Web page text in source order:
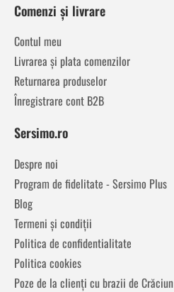
Comenzi și livrare
Contul meu
Livrarea și plata comenzilor
Returnarea produselor
Înregistrare cont B2B
Sersimo.ro
Despre noi
Program de fidelitate - Sersimo Plus
Blog
Termeni și condiții
Politica de confidentialitate
Politica cookies
Poze de la clienți cu brazii de Crăciun